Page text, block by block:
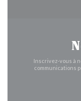
Inscrivez-vous à
communications